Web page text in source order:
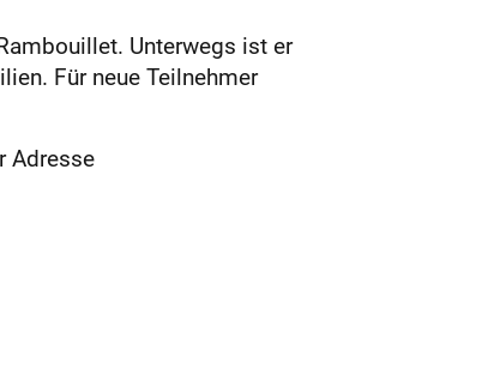
Unterwegs ist er
Für neue Teilnehmer
Adresse